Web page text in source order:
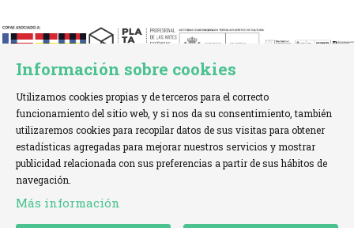
TELÉFONO:+34 621 00 65 08 | info@cofae.net
Sitemap | Aviso Legal
Declaración de accesibilidad
Información sobre cookies
Utilizamos cookies propias y de terceros para el correcto
funcionamiento del sitio web, y si nos da su consentimiento, también
utilizaremos cookies para recopilar datos de sus visitas para obtener
estadísticas agregadas para mejorar nuestros servicios y mostrar
publicidad relacionada con sus preferencias a partir de sus hábitos de
navegación.
Más información